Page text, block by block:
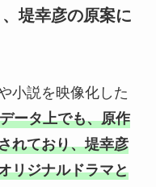
堤幸彦の原案に
小説を映像化した
ータ上でも、原作
れており、堤幸彦
リジナルドラマと